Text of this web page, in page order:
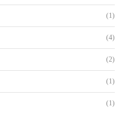
(1)
(4)
(2)
(1)
(1)